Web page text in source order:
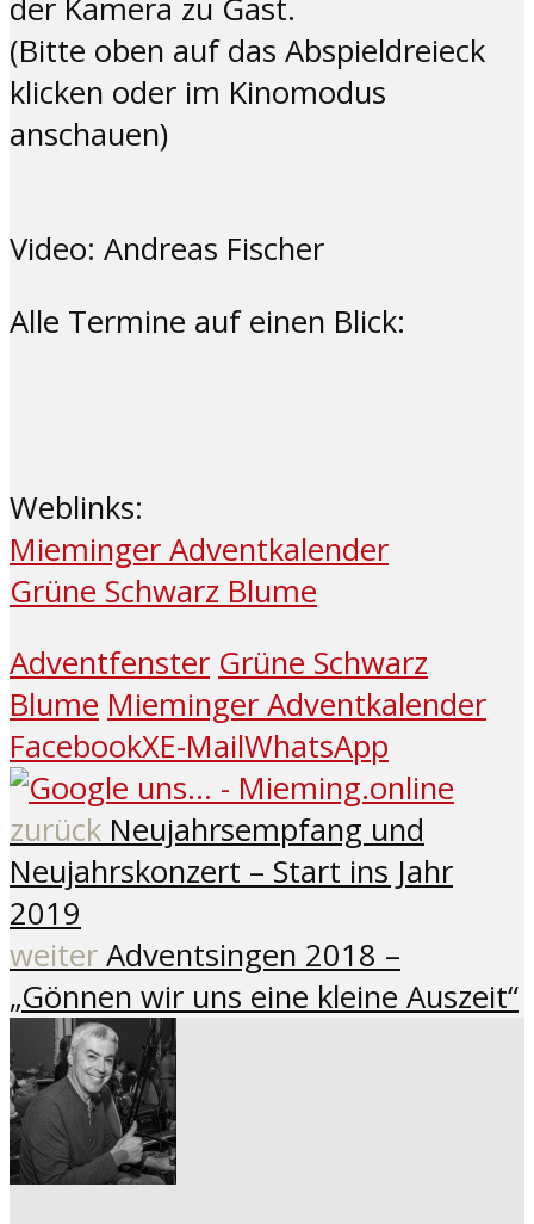
der Kamera zu Gast.
(Bitte oben auf das Abspieldreieck
klicken oder im Kinomodus
anschauen)
Video: Andreas Fischer
Alle Termine auf einen Blick:
Weblinks:
Mieminger Adventkalender
Grüne Schwarz Blume
Adventfenster Grüne Schwarz
Blume Mieminger Adventkalender
FacebookXE-MailWhatsApp
zurück Neujahrsempfang und
Neujahrskonzert – Start ins Jahr
2019
weiter Adventsingen 2018 –
„Gönnen wir uns eine kleine Auszeit“